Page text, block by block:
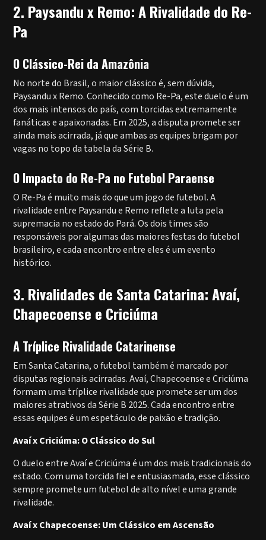
2. Paysandu x Remo: A Rivalidade do Re-
Pa
O Clássico-Rei da Amazônia
No norte do Brasil, o maior clássico é, sem dúvida,
Paysandu x Remo. Conhecido como Re-Pa, este duelo é um
dos mais intensos do país, com torcidas extremamente
fanáticas e apaixonadas. Em 2025, a disputa promete ser
ainda mais acirrada, já que ambas as equipes brigam por
vagas no topo da tabela da Série B.
O Impacto do Re-Pa no Futebol Paraense
O Re-Pa é muito mais do que um jogo de futebol. A
rivalidade entre Paysandu e Remo reflete a luta pela
supremacia no estado do Pará. Os dois times são
responsáveis por algumas das maiores festas do futebol
brasileiro, e cada encontro entre eles é um evento
histórico.
3. Rivalidades de Santa Catarina: Avaí,
Chapecoense e Criciúma
A Tríplice Rivalidade Catarinense
Em Santa Catarina, o futebol também é marcado por
disputas regionais acirradas. Avaí, Chapecoense e Criciúma
formam uma tríplice rivalidade que promete ser um dos
maiores atrativos da Série B 2025. Cada encontro entre
essas equipes é um espetáculo de paixão e tradição.
Avaí x Criciúma: O Clássico do Sul
O duelo entre Avaí e Criciúma é um dos mais tradicionais do
estado. Com uma torcida fiel e entusiasmada, esse clássico
sempre promete um futebol de alto nível e uma grande
rivalidade.
Avaí x Chapecoense: Um Clássico em Ascensão